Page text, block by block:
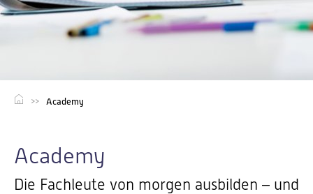
Academy
Academy
Die Fachleute von morgen ausbilden – und